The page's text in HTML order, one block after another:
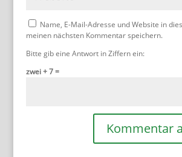
Name, E-Mail-Adresse und Website in
meinen nächsten Kommentar speichern.
Bitte gib eine Antwort in Ziffern ein:
zwei + 7 =